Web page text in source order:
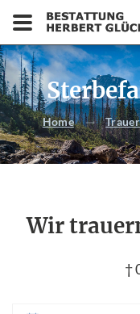
Home
Wir
†